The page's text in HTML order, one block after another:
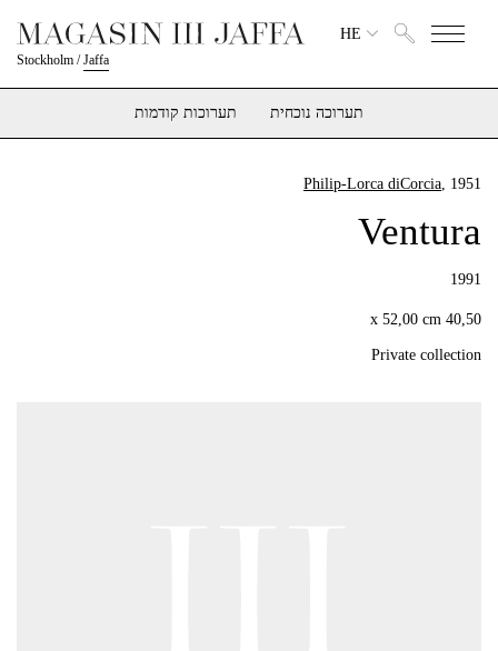
Stockholm /Jaffa
HE
תערוכה נוכחית תערוכות קודמות
Philip-Lorca diCorcia, 1951
Ventura
1991
40,50 x 52,00 cm
Private collection